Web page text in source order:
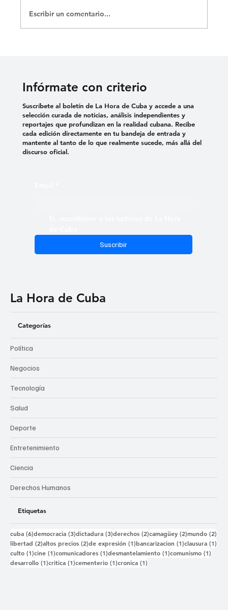
Escribir un comentario...
Infórmate con criterio
Suscribir
Suscríbete al boletín de La Hora de Cuba y accede a una
selección curada de noticias, análisis independientes y
reportajes que profundizan en la realidad cubana. Recibe
cada edición directamente en tu bandeja de entrada y
mantente al tanto de lo que realmente sucede, más allá del
discurso oficial.
La Hora de Cuba
Categorías
Política
Negocios
Tecnología
Salud
Deporte
Entretenimiento
Ciencia
Derechos Humanos
Etiquetas
cuba (6)6 entradas
democracia (3)3 entradas
dictadura (3)3 entradas
derechos (2)2 entradas
camagüey (2)2 entradas
mundo (2)
libertad (2)2 entradas
altos precios (2)2 entradas
de expresión (1)1 entrada
bancarizacion (1)1 entrada
clausura (1)
culto (1)1 entrada
cine (1)1 entrada
comunicadores (1)1 entrada
desmantelamiento (1)1 entrada
comunismo (1)
desarrollo (1)1 entrada
critica (1)1 entrada
cementerio (1)1 entrada
cronica (1)